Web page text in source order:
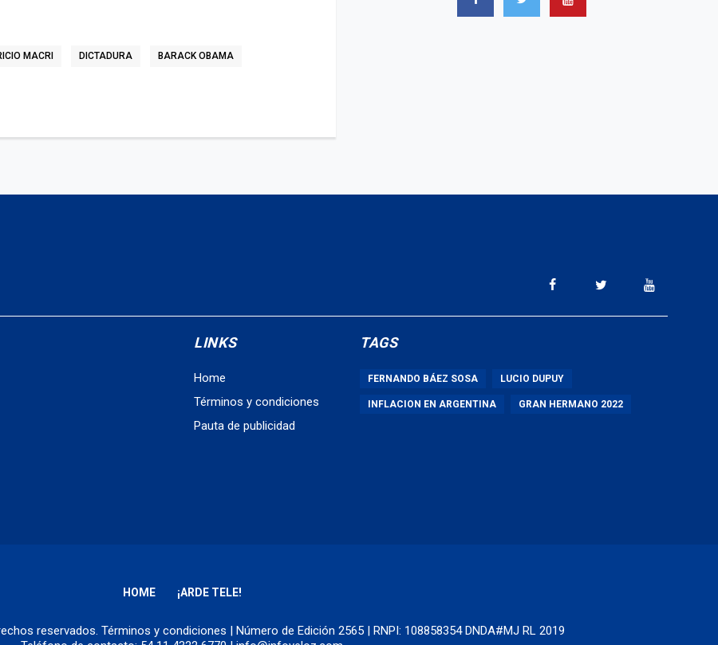
MACRI DICTADURA BARACK OBAMA
LINKS
Home
Términos y condiciones
Pauta de publicidad
TAGS
FERNANDO BÁEZ SOSA LUCIO DUPUY
INFLACION EN ARGENTINA GRAN HERMANO 2022
HOME ¡ARDE TELE!
reservados. Términos y condiciones | Número de Edición 2565 | RNPI: 108858354 DNDA#MJ RL 2019